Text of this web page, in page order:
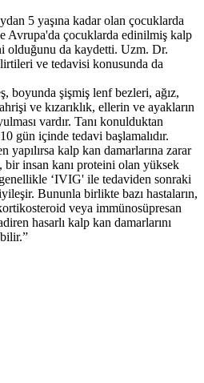
5 yaşına kadar olan çocuklarda
Avrupa'da çocuklarda edinilmiş kalp
olduğunu da kaydetti. Uzm. Dr.
ve tedavisi konusunda da
boyunda şişmiş lenf bezleri, ağız,
ve kızarıklık, ellerin ve ayakların
vardır. Tanı konulduktan
gün içinde tedavi başlamalıdır.
yapılırsa kalp kan damarlarına zarar
bir insan kanı proteini olan yüksek
‘IVIG' ile tedaviden sonraki
Bununla birlikte bazı hastaların,
veya immünosüpresan
hasarlı kalp kan damarlarını